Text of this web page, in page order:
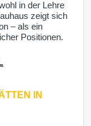
in der Lehre
zeigt sich
– als ein
Positionen.
IN